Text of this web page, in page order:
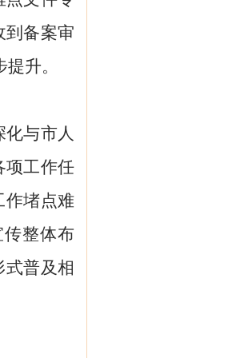
到备案审
升。
与市人
项工作任
作堵点难
整体布
式普及相